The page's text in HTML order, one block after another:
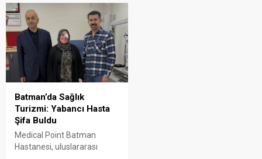
Batman’da Sağlık
Turizmi: Yabancı Hasta
Şifa Buldu
Medical Point Batman
Hastanesi, uluslararası